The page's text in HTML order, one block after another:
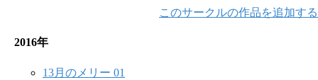
このサークルの作品を追加する
2016年
13月のメリー 01